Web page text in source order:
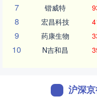
7 锴威特
8 宏昌科技
9 药康生物
10 N吉和昌
沪深